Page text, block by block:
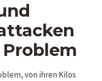
von ihren Kilos